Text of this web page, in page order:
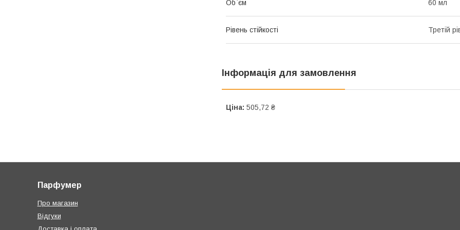
Об`єм 60 мл
Рівень стійкості Третій
Інформація для замовлення
Ціна: 505,72 ₴
Парфумер
Про магазин
Відгуки